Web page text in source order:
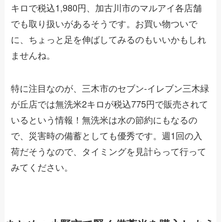
キロで税込1,980円、加古川市のマルアイ各店舗
でも取り扱いがあるそうです。お買い物ついで
に、ちょっと足を伸ばしてみるのもいいかもしれ
ませんね。
特に注目なのが、三木市のセブン-イレブン三木緑
が丘店では無洗米2キロが税込775円で販売されて
いるという情報！無洗米は水の節約にもなるの
で、災害時の備蓄としても優秀です。週1回の入
荷だそうなので、タイミングを見計らって行って
みてください。